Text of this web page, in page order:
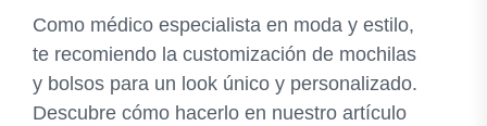
Como médico especialista en moda y estilo,
te recomiendo la customización de mochilas
y bolsos para un look único y personalizado.
Descubre cómo hacerlo en nuestro artículo